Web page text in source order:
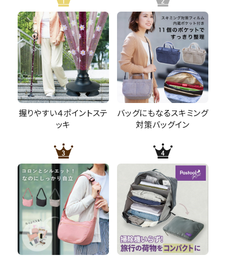
握りやすい４ポイントステ
ッキ
バッグにもなるスキミング
対策バッグイン